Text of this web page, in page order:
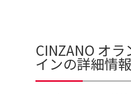
CINZANO オ
インの詳細情報